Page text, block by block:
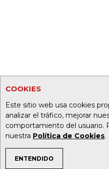
COOKIES
Este sitio web usa cookies
analizar el tráfico, mejorar
comportamiento del usuario.
nuestra Política de Cookies.
ENTENDIDO
TEMAS DE INTERÉS